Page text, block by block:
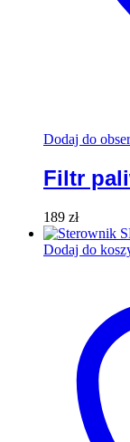
Dodaj do
Filtr
189 zł
Dodaj do